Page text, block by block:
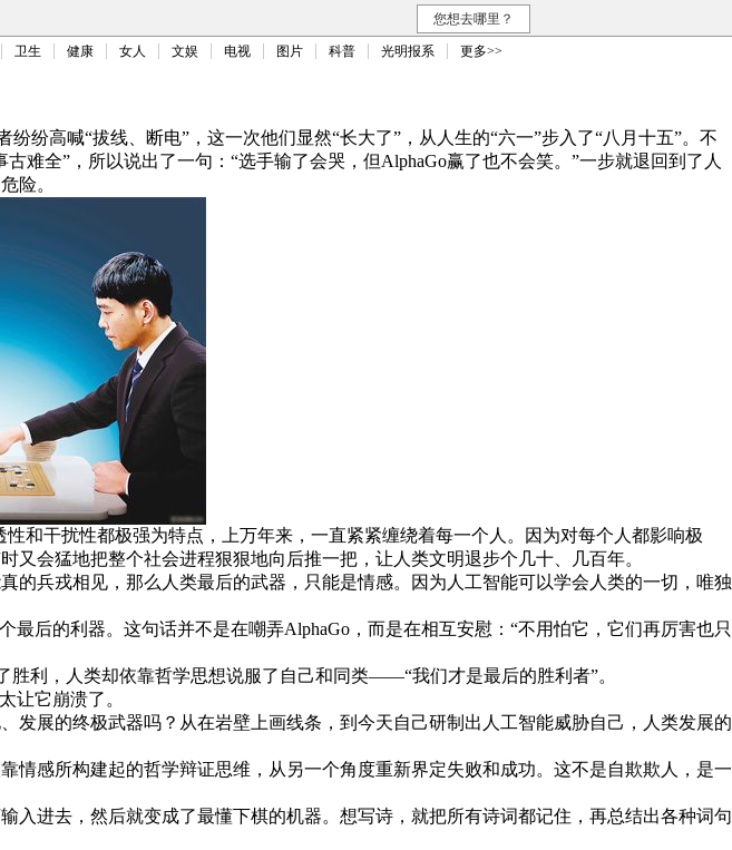
您想去哪里？
卫生 健康 女人 文娱 电视 图片 科普 光明报系 更多>>
高喊“拔线、断电”，这一次他们显然“长大了”，从人生的“六一”步入了“八月十五”。不
全”，所以说出了一句：“选手输了会哭，但AlphaGo赢了也不会笑。”一步就退回到了人
险。
干扰性都极强为特点，上万年来，一直紧紧缠绕着每一个人。因为对每个人都影响极
会猛地把整个社会进程狠狠地向后推一把，让人类文明退步个几十、几百年。
兵戎相见，那么人类最后的武器，只能是情感。因为人工智能可以学会人类的一切，唯独
的利器。这句话并不是在嘲弄AlphaGo，而是在相互安慰：“不用怕它，它们再厉害也只
利，人类却依靠哲学思想说服了自己和同类——“我们才是最后的胜利者”。
让它崩溃了。
展的终极武器吗？从在岩壁上画线条，到今天自己研制出人工智能威胁自己，人类发展的
感所构建起的哲学辩证思维，从另一个角度重新界定失败和成功。这不是自欺欺人，是一
进去，然后就变成了最懂下棋的机器。想写诗，就把所有诗词都记住，再总结出各种词句